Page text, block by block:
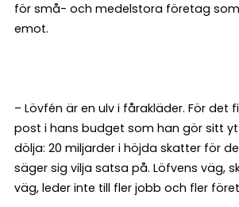
för små- och medelstora företag
emot.
– Lövfén är en ulv i fårakläder. För det
post i hans budget som han gör sitt
dölja: 20 miljarder i höjda skatter för
säger sig vilja satsa på. Löfvens väg,
väg, leder inte till fler jobb och fler